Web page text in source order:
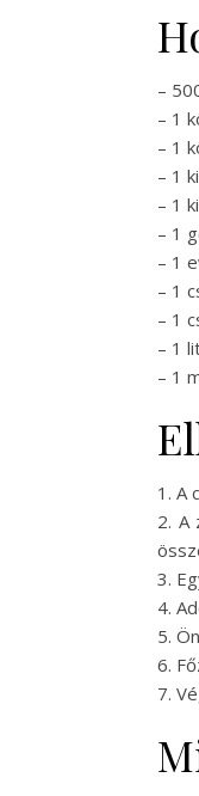
–
– 1
– 1
– 1
– 1
– 1
– 1
– 1
– 1
– 1
– 1
1. A
2. A
3.
4.
5.
6.
7.